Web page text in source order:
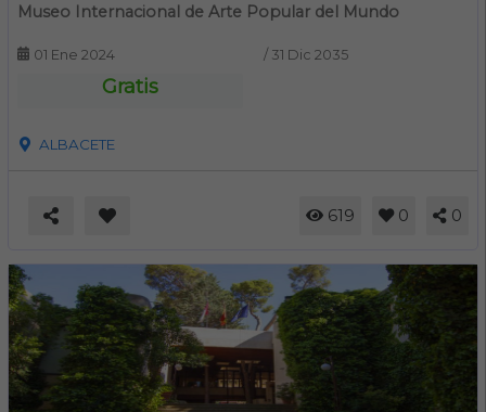
Museo Internacional de Arte Popular del Mundo
01 Ene 2024 / 31 Dic 2035
Gratis
ALBACETE
619 0 0